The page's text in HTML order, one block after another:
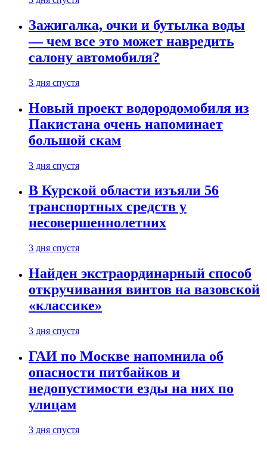
Зажигалка, очки и бутылка воды
— чем все это может навредить
салону автомобиля?
3 дня спустя
Новый проект водородомобиля из
Пакистана очень напоминает
большой скам
3 дня спустя
В Курской области изъяли 56
транспортных средств у
несовершеннолетних
3 дня спустя
Найден экстраординарный способ
откручивания винтов на вазовской
«классике»
3 дня спустя
ГАИ по Москве напомнила об
опасности питбайков и
недопустимости езды на них по
улицам
3 дня спустя